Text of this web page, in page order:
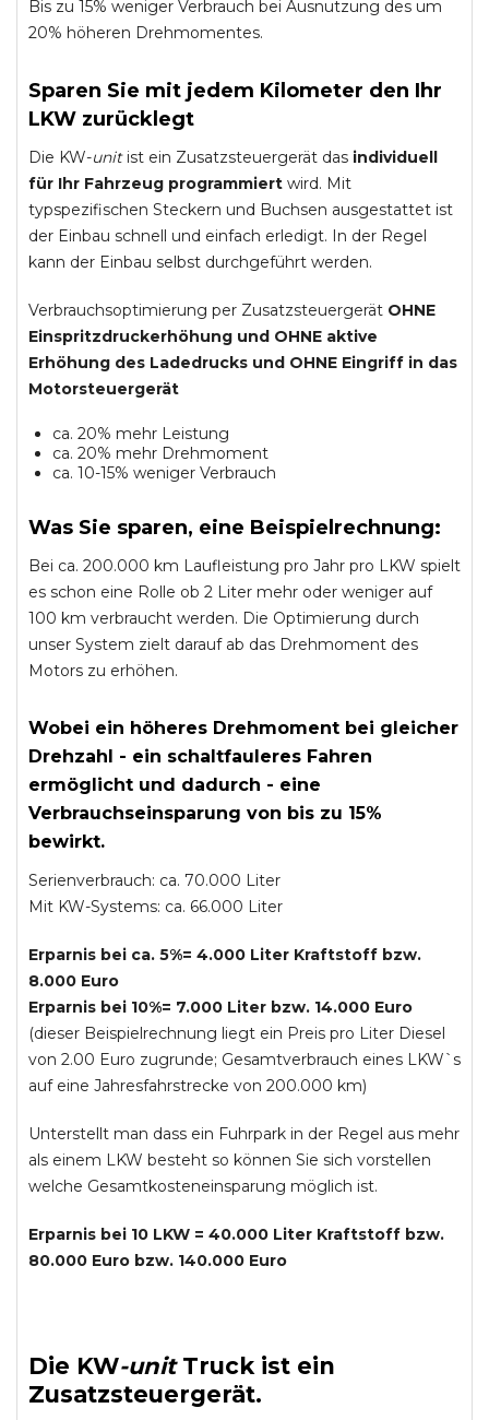
Bis zu 15% weniger Verbrauch bei Ausnutzung des um
20% höheren Drehmomentes.
Sparen Sie mit jedem Kilometer den Ihr
LKW zurücklegt
Die KW-unitist ein Zusatzsteuergerät das individuell
für Ihr Fahrzeug programmiert wird. Mit
typspezifischen Steckern und Buchsen ausgestattet ist
der Einbau schnell und einfach erledigt. In der Regel
kann der Einbau selbst durchgeführt werden.
Verbrauchsoptimierung per Zusatzsteuergerät OHNE
Einspritzdruckerhöhung und OHNE aktive
Erhöhung des Ladedrucks und OHNE Eingriff in das
Motorsteuergerät
ca. 20% mehr Leistung
ca. 20% mehr Drehmoment
ca. 10-15% weniger Verbrauch
Was Sie sparen, eine Beispielrechnung:
Bei ca. 200.000 km Laufleistung pro Jahr pro LKW spielt
es schon eine Rolle ob 2 Liter mehr oder weniger auf
100 km verbraucht werden. Die Optimierung durch
unser System zielt darauf ab das Drehmoment des
Motors zu erhöhen.
Wobei ein höheres Drehmoment bei gleicher
Drehzahl - ein schaltfauleres Fahren
ermöglicht und dadurch - eine
Verbrauchseinsparung von bis zu 15%
bewirkt.
Serienverbrauch: ca. 70.000 Liter
Mit KW-Systems: ca. 66.000 Liter
Erparnis bei ca. 5%= 4.000 Liter Kraftstoff bzw.
8.000 Euro
Erparnis bei 10%= 7.000 Liter bzw. 14.000 Euro
(dieser Beispielrechnung liegt ein Preis pro Liter Diesel
von 2.00 Euro zugrunde; Gesamtverbrauch eines LKW`s
auf eine Jahresfahrstrecke von 200.000 km)
Unterstellt man dass ein Fuhrpark in der Regel aus mehr
als einem LKW besteht so können Sie sich vorstellen
welche Gesamtkosteneinsparung möglich ist.
Erparnis bei 10 LKW = 40.000 Liter Kraftstoff bzw.
80.000 Euro bzw. 140.000 Euro
Die KW-unit Truckist ein
Zusatzsteuergerät.